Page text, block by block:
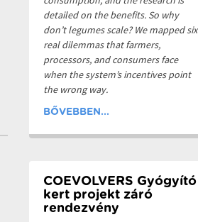
detailed on the benefits. So why
don’t legumes scale? We mapped six
real dilemmas that farmers,
processors, and consumers face
when the system’s incentives point
the wrong way.
BŐVEBBEN...
COEVOLVERS Gyógyító
kert projekt záró
rendezvény